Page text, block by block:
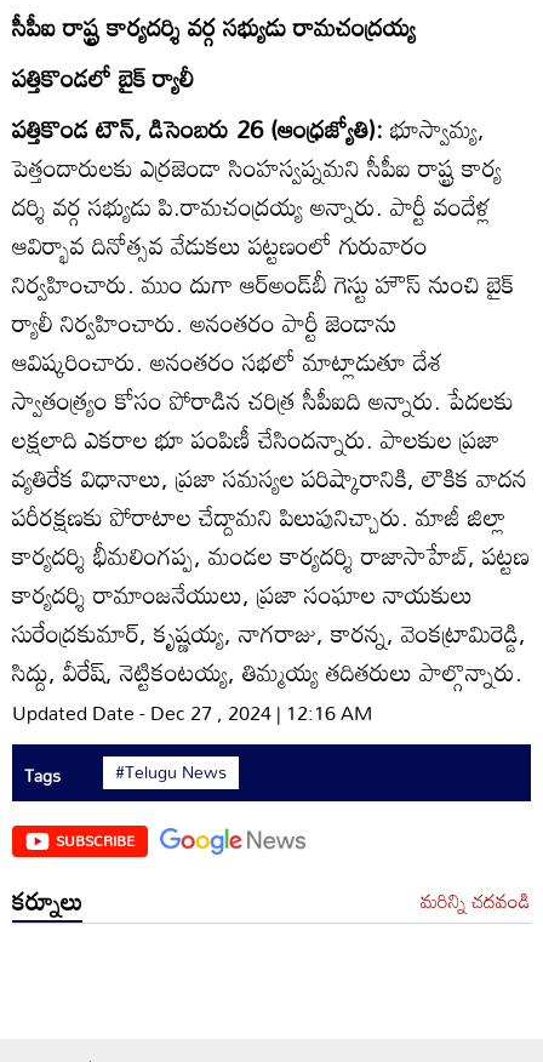
సీపీఐ రాష్ట్ర కార్యదర్శి వర్గ సభ్యుడు రామచంద్రయ్య
పత్తికొండలో బైక్‌ ర్యాలీ
పత్తికొండ టౌన్‌, డిసెంబరు 26 (ఆంధ్రజ్యోతి):భూస్వామ్య,
పెత్తందారులకు ఎర్రజెండా సింహస్వప్నమని సీపీఐ రాష్ట్ర కార్య
దర్శి వర్గ సభ్యుడు పి.రామచంద్రయ్య అన్నారు. పార్టీ వందేళ్ల
ఆవిర్భావ దినోత్సవ వేడుకలు పట్టణంలో గురువారం
నిర్వహించారు. ముం దుగా ఆర్‌అండ్‌బీ గెస్టు హౌస్‌ నుంచి బైక్‌
ర్యాలీ నిర్వహించారు. అనంతరం పార్టీ జెండాను
ఆవిష్కరించారు. అనంతరం సభలో మాట్లాడుతూ దేశ
స్వాతంత్య్రం కోసం పోరాడిన చరిత్ర సీపీఐది అన్నారు. పేదలకు
లక్షలాది ఎకరాల భూ పంపిణీ చేసిందన్నారు. పాలకుల ప్రజా
వ్యతిరేక విధానాలు, ప్రజా సమస్యల పరిష్కారానికి, లౌకిక వాదన
పరీరక్షణకు పోరాటాల చేద్దామని పిలుపునిచ్చారు. మాజీ జిల్లా
కార్యదర్శి భీమలింగప్ప, మండల కార్యదర్శి రాజాసాహేబ్‌, పట్టణ
కార్యదర్శి రామాంజనేయులు, ప్రజా సంఘాల నాయకులు
సురేంద్రకుమార్‌, కృష్ణయ్య, నాగరాజు, కారన్న, వెంకట్రామిరెడ్డి,
సిద్దు, వీరేష్‌, నెట్టికంటయ్య, తిమ్మయ్య తదితరులు పాల్గొన్నారు.
Updated Date - Dec 27 , 2024 | 12:16 AM
Tags #Telugu News
SUBSCRIBE
కర్నూలు మరిన్ని చదవండి